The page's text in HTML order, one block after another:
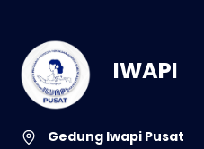
IWAPI
Gedung Iwapi Pusat